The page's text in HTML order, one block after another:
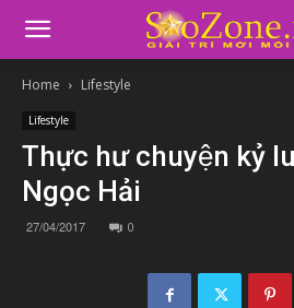
Home Lifestyle
Lifestyle
Thực hư chuyện kỷ
Ngọc Hải
27/04/2017 0